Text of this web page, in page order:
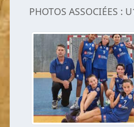
PHOTOS ASSOCIÉES :